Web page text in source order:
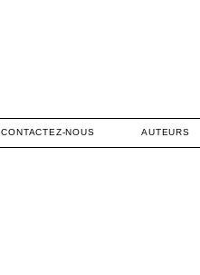
CONTACTEZ-NOUS AUTEURS